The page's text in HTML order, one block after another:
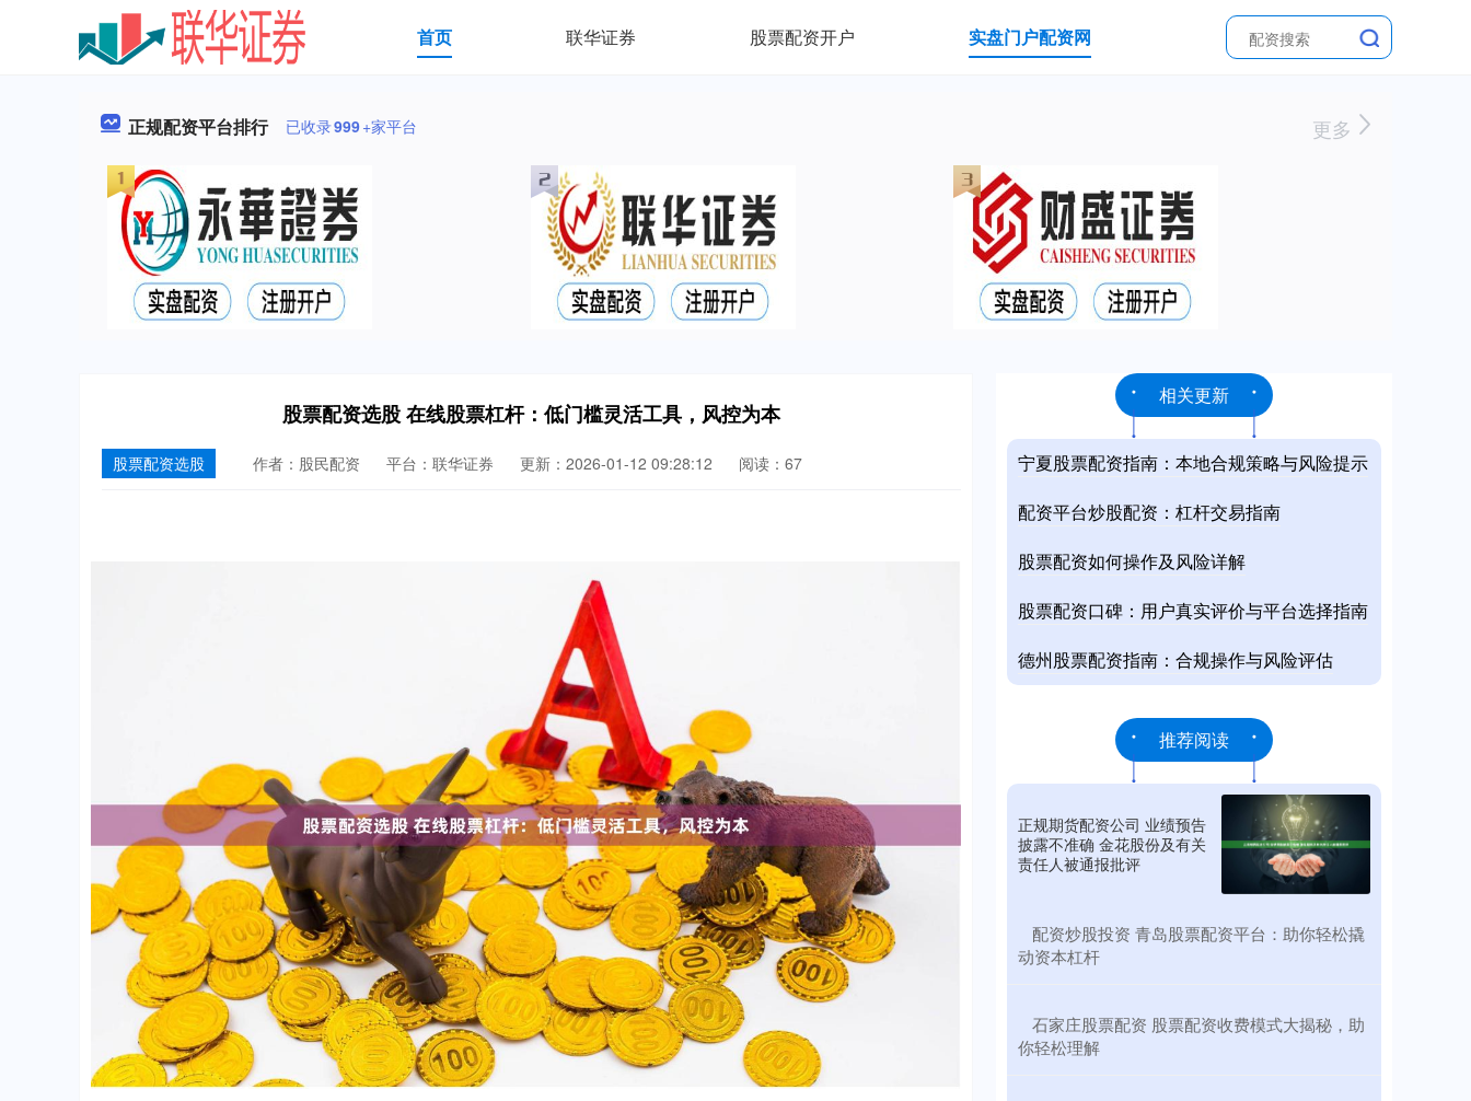
首页 联华证券 股票配资开户 实盘门户配资网
正规配资平台排行 已收录999+家平台 更多
股票配资选股 在线股票杠杆：低门槛灵活工具，风控为本
股票配资选股 作者：股民配资 平台：联华证券 更新：2026-01-12 09:28:12 阅读：67
相关更新
宁夏股票配资指南：本地合规策略与风险提示
配资平台炒股配资：杠杆交易指南
股票配资如何操作及风险详解
股票配资口碑：用户真实评价与平台选择指南
德州股票配资指南：合规操作与风险评估
推荐阅读
正规期货配资公司 业绩预告
披露不准确 金花股份及有关
责任人被通报批评
​配资炒股投资 青岛股票配资平台：助你轻松撬
动资本杠杆
​石家庄股票配资 股票配资收费模式大揭秘，助
你轻松理解